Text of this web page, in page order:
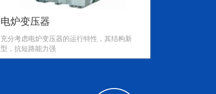
电炉变压器
充分考虑电炉变压器的运行特性，其结构新
型，抗短路能力强